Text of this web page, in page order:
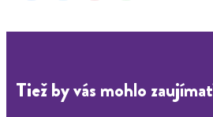
Tiež by vás mohlo zaujímať